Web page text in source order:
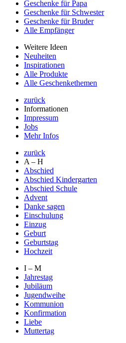
Geschenke für Papa
Geschenke für Schwester
Geschenke für Bruder
Alle Empfänger
Weitere Ideen
Neuheiten
Inspirationen
Alle Produkte
Alle Geschenkethemen
zurück
Informationen
Impressum
Jobs
Mehr Infos
zurück
A – H
Abschied
Abschied Kindergarten
Abschied Schule
Advent
Danke sagen
Einschulung
Einzug
Geburt
Geburtstag
Hochzeit
I – M
Jahrestag
Jubiläum
Jugendweihe
Kommunion
Konfirmation
Liebe
Muttertag